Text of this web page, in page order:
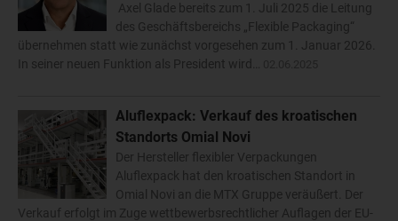
Axel Glade bereits zum 1. Juli 2025 die Leitung
des Geschäftsbereichs „Flexible Packaging“
übernehmen statt wie zunächst vorgesehen zum 1. Januar 2026.
In seiner neuen Funktion als President wird…
Aluflexpack: Verkauf des kroatischen
Standorts Omial Novi
Der Hersteller flexibler Verpackungen
Aluflexpack hat den kroatischen Standort in
Omial Novi an die MTX Gruppe veräußert. Der
Verkauf erfolgt im Zuge wettbewerbsrechtlicher Auflagen der EU-